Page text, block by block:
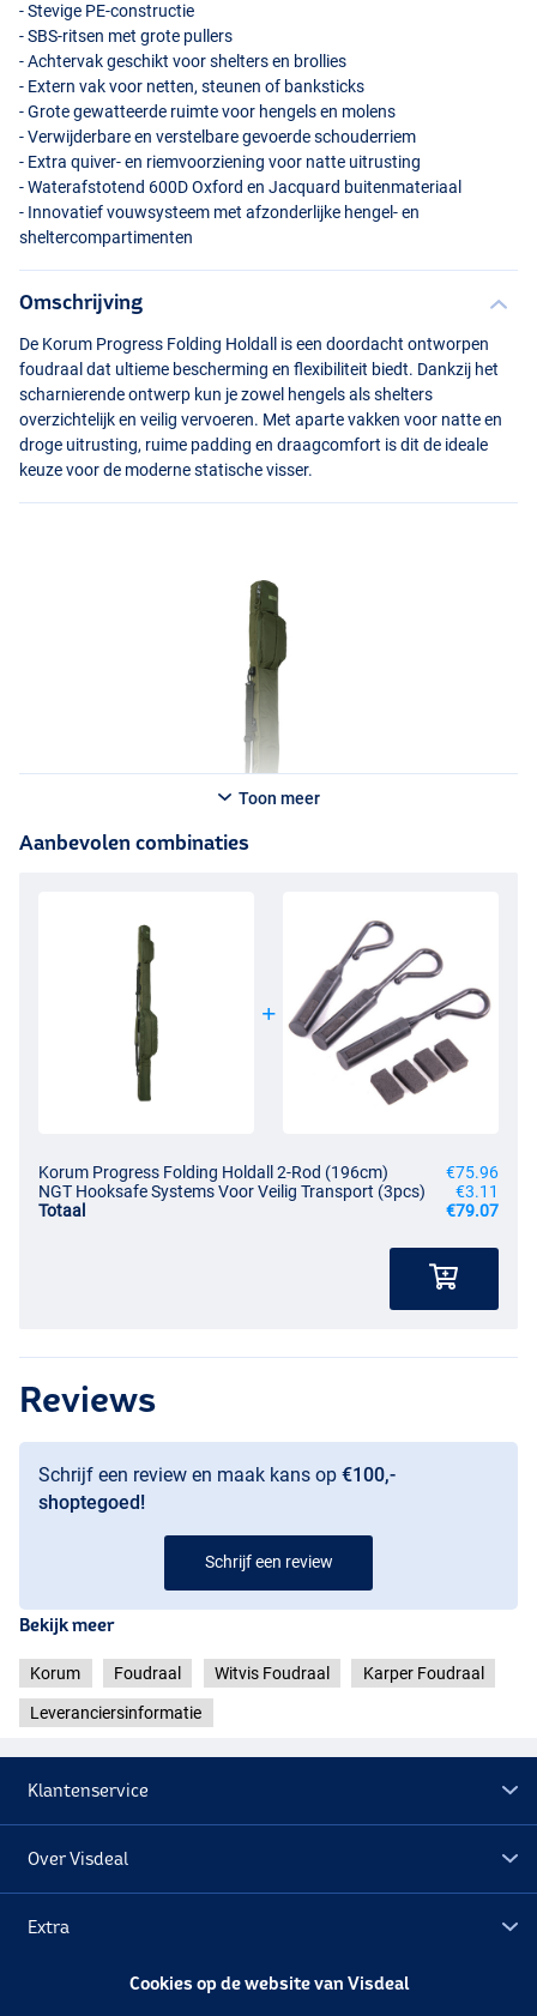
- Stevige PE-constructie
-SBS-ritsen met grote pullers
- Achtervak geschikt voor shelters en brollies
- Extern vak voor netten, steunen of banksticks
- Grote gewatteerde ruimte voor hengels en molens
- Verwijderbare en verstelbare gevoerde schouderriem
- Extra quiver- en riemvoorziening voor natte uitrusting
- Waterafstotend 600D Oxford en Jacquard buitenmateriaal
- Innovatief vouwsysteem met afzonderlijke hengel- en
sheltercompartimenten
Omschrijving
De Korum Progress Folding Holdall is een doordacht ontworpen
foudraal dat ultieme bescherming en flexibiliteit biedt. Dankzij het
scharnierende ontwerp kun je zowel hengels als shelters
overzichtelijk en veilig vervoeren. Met aparte vakken voor natte en
droge uitrusting, ruime padding en draagcomfort is dit de ideale
keuze voor de moderne statische visser.
Toon meer
Aanbevolen combinaties
Korum Progress Folding Holdall 2-Rod (196cm)
€75.96
NGT Hooksafe Systems Voor Veilig Transport (3pcs)
€3.11
Totaal
€79.07
Reviews
Schrijf een review en maak kans op €100,-
shoptegoed!
Schrijf een review
Bekijk meer
Korum Foudraal Witvis Foudraal Karper Foudraal
Leveranciersinformatie
Klantenservice
Over Visdeal
Extra
Cookies op de website van Visdeal